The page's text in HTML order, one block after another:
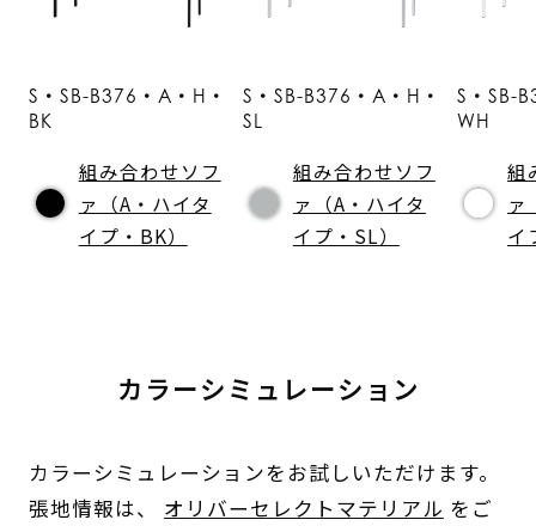
S・SB-B376・A・H・
BK
組み合わせソフ
ァ（A・ハイタ
イプ・BK）
S・SB-B376・A・H・
SL
組み合わせソフ
ァ（A・ハイタ
イプ・SL）
S・SB-
WH
組
ァ
イ
カラーシミュレーション
カラーシミュレーションをお試しいただけます。
張地情報は、 オリバーセレクトマテリアル をご